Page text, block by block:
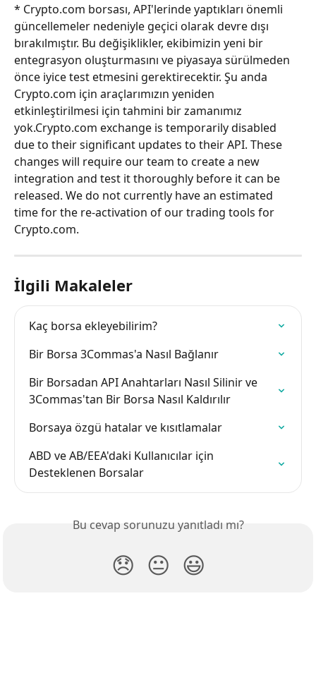
* Crypto.com borsası, API'lerinde yaptıkları önemli
güncellemeler nedeniyle geçici olarak devre dışı
bırakılmıştır. Bu değişiklikler, ekibimizin yeni bir
entegrasyon oluşturmasını ve piyasaya sürülmeden
önce iyice test etmesini gerektirecektir. Şu anda
Crypto.com için araçlarımızın yeniden
etkinleştirilmesi için tahmini bir zamanımız
yok.Crypto.com exchange is temporarily disabled
due to their significant updates to their API. These
changes will require our team to create a new
integration and test it thoroughly before it can be
released. We do not currently have an estimated
time for the re-activation of our trading tools for
Crypto.com.
İlgili Makaleler
Kaç borsa ekleyebilirim?
Bir Borsa 3Commas'a Nasıl Bağlanır
Bir Borsadan API Anahtarları Nasıl Silinir ve
3Commas'tan Bir Borsa Nasıl Kaldırılır
Borsaya özgü hatalar ve kısıtlamalar
ABD ve AB/EEA'daki Kullanıcılar için
Desteklenen Borsalar
Bu cevap sorunuzu yanıtladı mı?
😞 😐 😃